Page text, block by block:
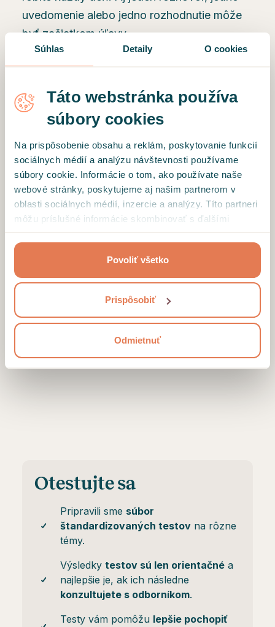
Súhlas Detaily O cookies
Táto webstránka používa
súbory cookies
Na prispôsobenie obsahu a reklám, poskytovanie funkcií
sociálnych médií a analýzu návštevnosti používame
súbory cookie. Informácie o tom, ako používate naše
webové stránky, poskytujeme aj našim partnerom v
oblasti sociálnych médií, inzercie a analýzy. Títo partneri
môžu príslušné informácie skombinovať s ďalšími
keď ste používali ich služby.
Povoliť všetko
Prispôsobiť
Odmietnuť
uvedomenie alebo jedno rozhodnutie môže
byť začiatkom úľavy.
Otestujte sa
Pripravili sme súbor
štandardizovaných testov na rôzne
témy.
Výsledky testov sú len orientačné a
najlepšie je, ak ich následne
konzultujete s odborníkom.
Testy vám pomôžu lepšie pochopiť